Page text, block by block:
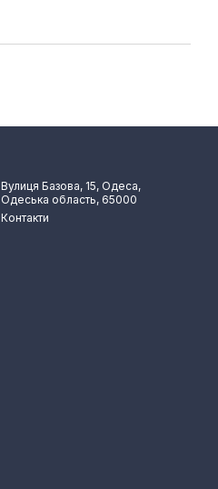
Вулиця Базова, 15, Одеса,
Одеська область, 65000
Контакти